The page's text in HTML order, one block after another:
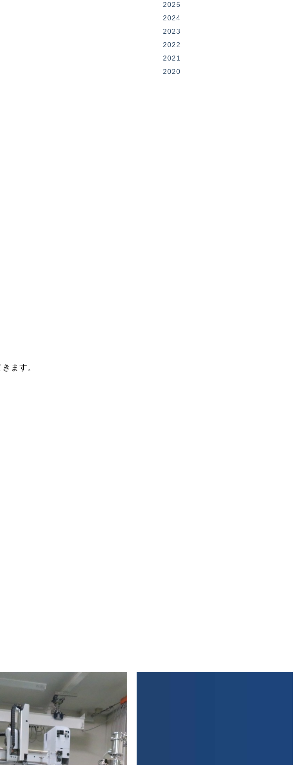
ます。
2025
2024
2023
2022
2021
2020